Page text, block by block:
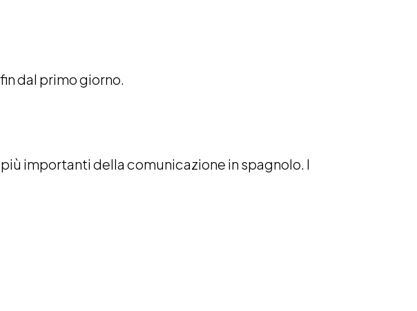
dal primo giorno.
importanti della comunicazione in spagnolo. I